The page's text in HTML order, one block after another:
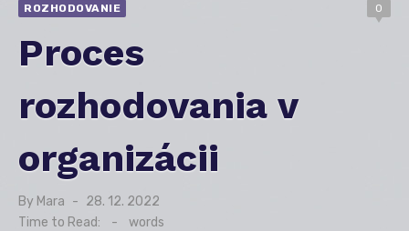
ROZHODOVANIE 0
Proces
rozhodovania v
organizácii
By Mara
Posted
on
28. 12. 2022
Time to Read:
- words